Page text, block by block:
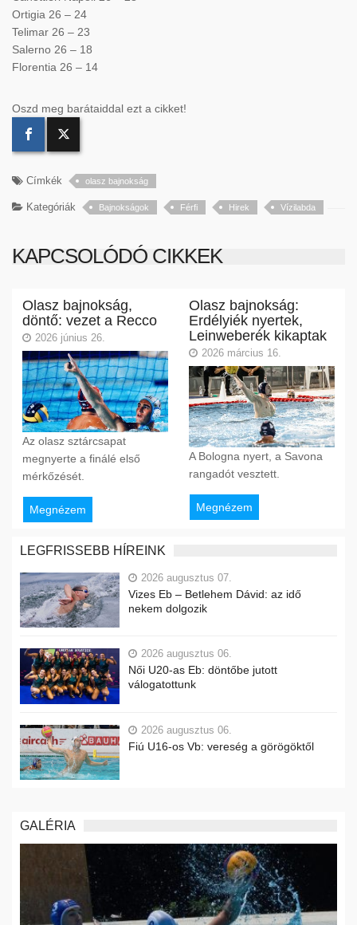
Ortigia 26 – 24
Telimar 26 – 23
Salerno 26 – 18
Florentia 26 – 14
Oszd meg barátaiddal ezt a cikket!
Címkék olasz bajnokság
Kategóriák Bajnokságok Férfi Hirek Vízilabda
KAPCSOLÓDÓ CIKKEK
Olasz bajnokság,
döntő: vezet a Recco
2026 június 26.
Az olasz sztárcsapat
megnyerte a finálé első
mérkőzését.
Megnézem
Olasz bajnokság:
Erdélyiék nyertek,
Leinweberék kikaptak
2026 március 16.
A Bologna nyert, a Savona
rangadót vesztett.
Megnézem
LEGFRISSEBB HÍREINK
2026 augusztus 07.
Vizes Eb – Betlehem Dávid: az idő
nekem dolgozik
2026 augusztus 06.
Női U20-as Eb: döntőbe jutott
válogatottunk
2026 augusztus 06.
Fiú U16-os Vb: vereség a görögöktől
GALÉRIA